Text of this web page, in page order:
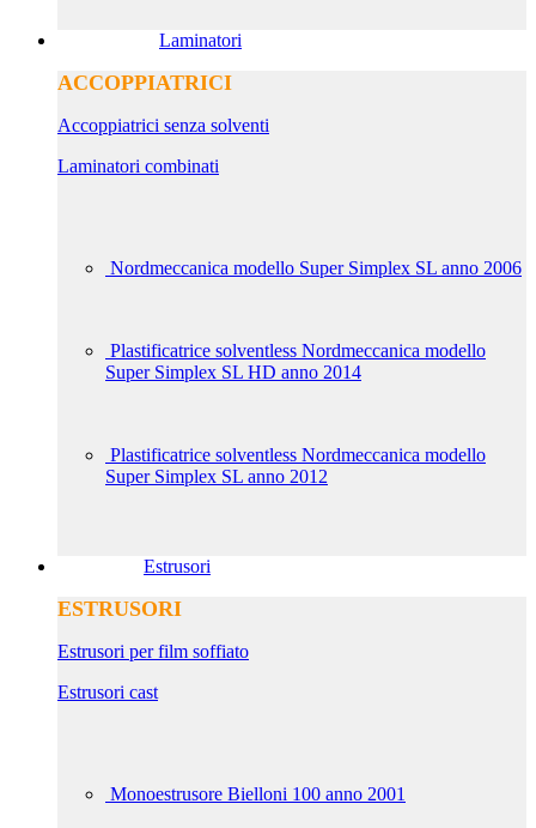
Laminatori
ACCOPPIATRICI
Accoppiatrici senza solventi
Laminatori combinati
Nordmeccanica modello Super Simplex SL anno 2006
Plastificatrice solventless Nordmeccanica modello
Super Simplex SL HD anno 2014
Plastificatrice solventless Nordmeccanica modello
Super Simplex SL anno 2012
Estrusori
ESTRUSORI
Estrusori per film soffiato
Estrusori cast
Monoestrusore Bielloni 100 anno 2001